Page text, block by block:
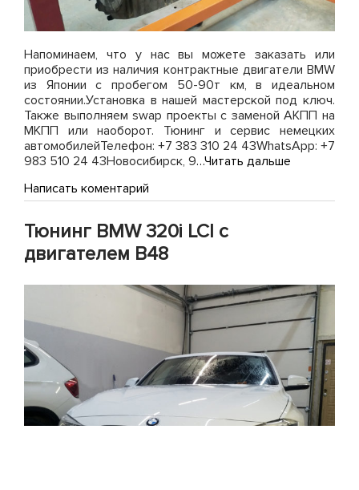
Напоминаем, что у нас вы можете заказать или
приобрести из наличия контрактные двигатели BMW
из Японии с пробегом 50-90т км, в идеальном
состоянии.Установка в нашей мастерской под ключ.
Также выполняем swap проекты с заменой АКПП на
МКПП или наоборот. Тюнинг и сервис немецких
автомобилейТелефон: +7 383 310 24 43WhatsApp: +7
983 510 24 43Новосибирск, 9…Читать дальше
Написать коментарий
Двигатели
из
Японии
Тюнинг BMW 320i LCI с
двигателем B48